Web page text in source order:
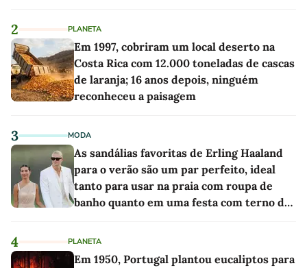
2 PLANETA
Em 1997, cobriram um local deserto na
Costa Rica com 12.000 toneladas de cascas
de laranja; 16 anos depois, ninguém
reconheceu a paisagem
3 MODA
As sandálias favoritas de Erling Haaland
para o verão são um par perfeito, ideal
tanto para usar na praia com roupa de
banho quanto em uma festa com terno de
4 PLANETA
Em 1950, Portugal plantou eucaliptos para